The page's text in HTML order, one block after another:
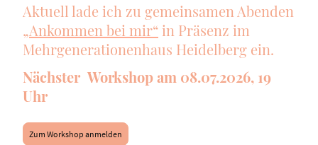
Aktuell lade ich zu gemeinsamen Abenden
„Ankommen bei mir“ in Präsenz im
Mehrgenerationenhaus Heidelberg ein.
Nächster Workshop am 08.07.2026, 19
Uhr
Zum Workshop anmelden